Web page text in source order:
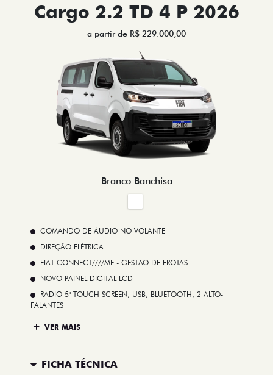
Cargo 2.2 TD 4 P 2026
a partir de R$ 229.000,00
Branco Banchisa
COMANDO DE ÁUDIO NO VOLANTE
DIREÇÃO ELÉTRICA
FIAT CONNECT////ME - GESTAO DE FROTAS
NOVO PAINEL DIGITAL LCD
RADIO 5" TOUCH SCREEN, USB, BLUETOOTH, 2 ALTO-
FALANTES
VER MAIS
FICHA TÉCNICA